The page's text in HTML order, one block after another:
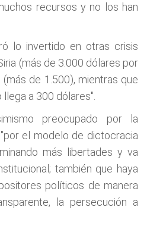
recursos y no los han
lo invertido en otras crisis
(más de 3.000 dólares por
de 1.500), mientras que
a 300 dólares".
preocupado por la
el modelo de dictocracia
más libertades y va
también que haya
políticos de manera
la persecución a